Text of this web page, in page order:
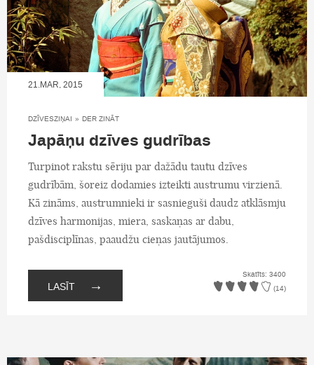
21.MAR, 2015
DZĪVESZIŅAI » DER ZINĀT
Japāņu dzīves gudrības
Turpinot rakstu sēriju par dažādu tautu dzīves
gudrībām, šoreiz dodamies izteikti austrumu virzienā.
Kā zināms, austrumnieki ir sasnieguši daudz atklāsmju
dzīves harmonijas, miera, saskaņas ar dabu,
pašdisciplīnas, paaudžu cieņas jautājumos.
LASĪT →
Skatīts: 3400
(14)